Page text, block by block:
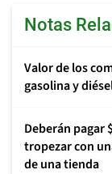
Notas
Valor de los
gasolina y
Deberán pagar
tropezar con
de una tienda